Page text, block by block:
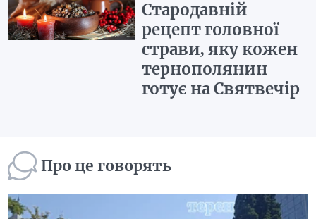
Стародавній
рецепт головної
страви, яку кожен
тернополянин
готує на Святвечір
Про це говорять